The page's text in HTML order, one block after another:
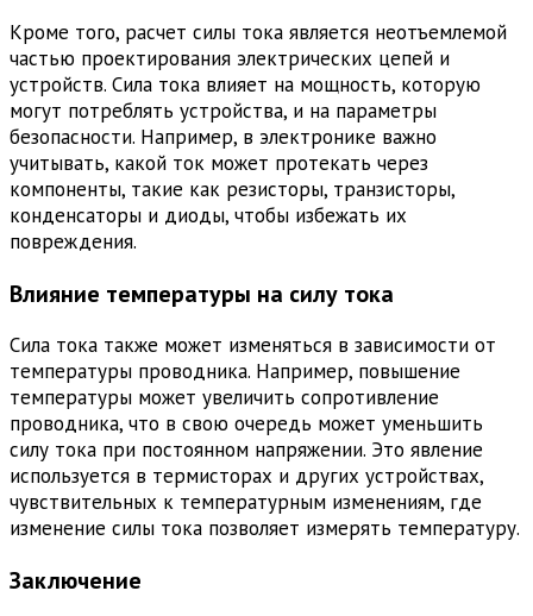
Кроме того, расчет силы тока является неотъемлемой
частью проектирования электрических цепей и
устройств. Сила тока влияет на мощность, которую
могут потреблять устройства, и на параметры
безопасности. Например, в электронике важно
учитывать, какой ток может протекать через
компоненты, такие как резисторы, транзисторы,
конденсаторы и диоды, чтобы избежать их
повреждения.
Влияние температуры на силу тока
Сила тока также может изменяться в зависимости от
температуры проводника. Например, повышение
температуры может увеличить сопротивление
проводника, что в свою очередь может уменьшить
силу тока при постоянном напряжении. Это явление
используется в термисторах и других устройствах,
чувствительных к температурным изменениям, где
изменение силы тока позволяет измерять температуру.
Заключение